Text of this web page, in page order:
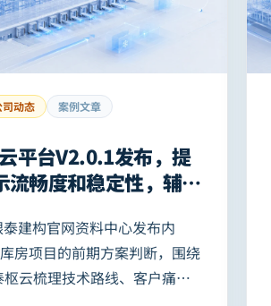
司动态 案例文章
平台V2.0.1发布，提
流畅度和稳定性，辅助
建构官网资料中心发布内
房项目的前期方案判断，围绕
云梳理技术路线、客户痛